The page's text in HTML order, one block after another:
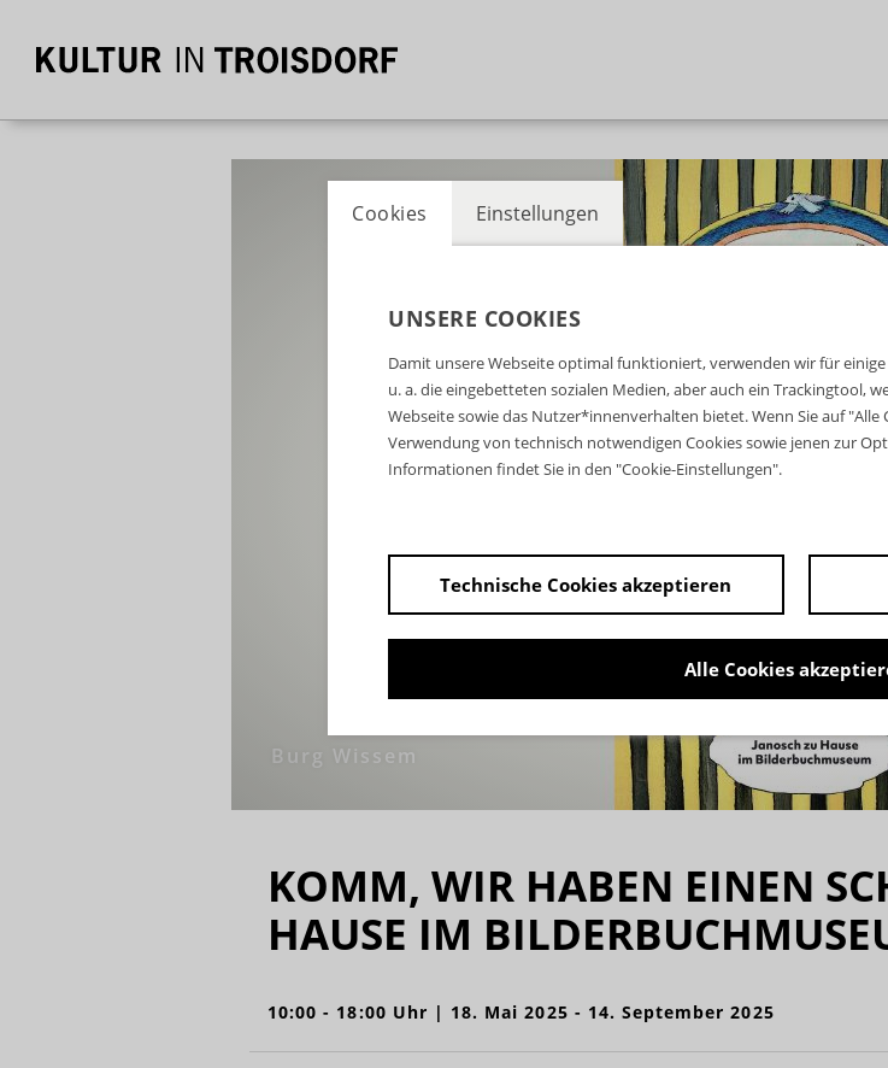
Burg Wissem
KOMM, WIR HABEN EINEN
HAUSE IM
10:00 - 18:00 Uhr | 18. Mai 2025 - 14. September 2025
Cookies Einstellungen
UNSERE COOKIES
Damit unsere Webseite optimal funktioniert, verwenden wir für
u. a. die eingebetteten sozialen Medien, aber auch ein Trackingtool,
Webseite sowie das Nutzer*innenverhalten bietet. Wenn Sie auf
Verwendung von technisch notwendigen Cookies sowie jenen zur
Informationen findet Sie in den "Cookie-Einstellungen".
Technische Cookies akzeptieren
Alle Cookies